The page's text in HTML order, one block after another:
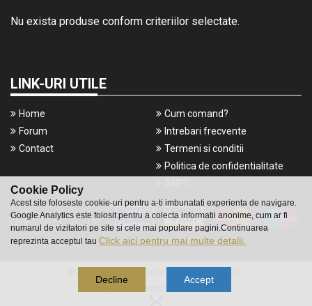
Cookie Policy
Acest site foloseste cookie-uri pentru a-ti imbunatati experienta de navigare.
Google Analytics este folosit pentru a colecta informatii anonime, cum ar fi
numarul de vizitatori pe site si cele mai populare pagini.Continuarea
reprezinta acceptul tau Click aici pentru mai multe detalii.
Decline Accept
Nu exista produse conform criteriilor selectate.
LINK-URI UTILE
Home
Forum
Contact
Cum comand?
Intrebari frecvente
Termeni si conditii
Politica de confidentialitate
DNA